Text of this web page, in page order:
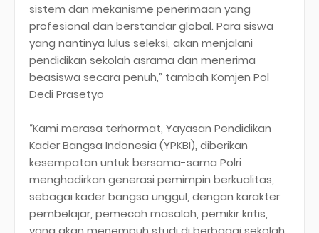
sistem dan mekanisme penerimaan yang
profesional dan berstandar global. Para siswa
yang nantinya lulus seleksi, akan menjalani
pendidikan sekolah asrama dan menerima
beasiswa secara penuh,” tambah Komjen Pol
Dedi Prasetyo
“Kami merasa terhormat, Yayasan Pendidikan
Kader Bangsa Indonesia (YPKBI), diberikan
kesempatan untuk bersama-sama Polri
menghadirkan generasi pemimpin berkualitas,
sebagai kader bangsa unggul, dengan karakter
pembelajar, pemecah masalah, pemikir kritis,